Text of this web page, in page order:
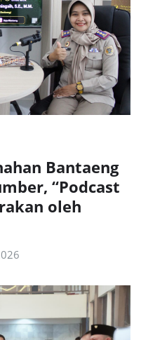
Bantaeng
“Podcast
oleh